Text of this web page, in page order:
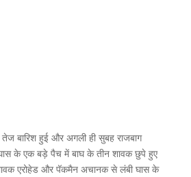
बारिश हुई और अगली ही सुबह राजबाग
घास के एक बड़े पैच में बाघ के तीन शावक छुपे हुए
एरोहेड और पॅकमैन अचानक से लंबी घास के